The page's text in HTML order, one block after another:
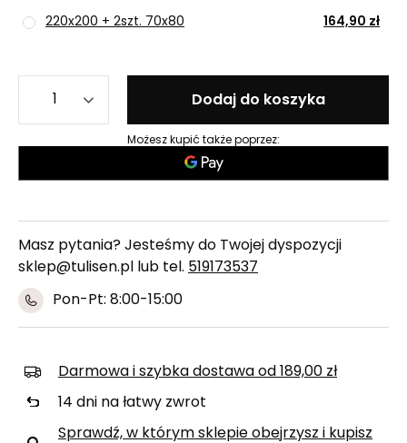
220x200 + 2szt. 70x80 164,90 zł
Dodaj do koszyka
Możesz kupić także poprzez:
Masz pytania? Jesteśmy do Twojej dyspozycji
sklep@tulisen.pl lub tel. 519173537
Pon-Pt: 8:00-15:00
Darmowa i szybka dostawa od 189,00 zł
14 dni na łatwy zwrot
Sprawdź, w którym sklepie obejrzysz i kupisz